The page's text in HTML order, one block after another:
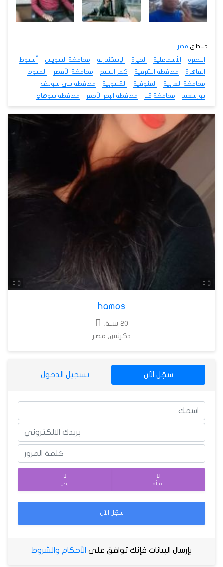
مناطق مصر
البحيرة
الأسماعلية الجيزة الإسكندرية محافظة السويس
أسيوط
القاهرة
محافظة الشرقية كفر الشيخ محافظة الأقصر
الفيوم
محافظة الغربية
المنوفية القليوبية
محافظة بنى سويف
بورسعيد
محافظة قنا محافظة البحر الأحمر محافظة سوهاج
hamos
20 سنة,
دكرنس, مصر
سجّل الآن تسجيل الدخول
امرأة رجل
سجّل الآن
بإرسال البيانات فإنك توافق على الأحكام والشروط